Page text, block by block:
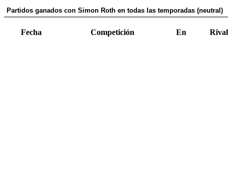
Partidos ganados con Simon Roth en todas las temporadas (neutral)
Fecha Competición En Rival